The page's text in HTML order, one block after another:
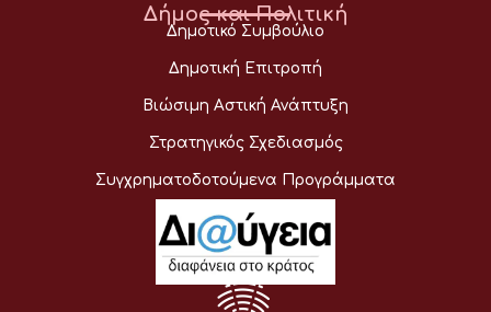
Δήμος και Πολιτική
Δημοτικό Συμβούλιο
Δημοτική Επιτροπή
Βιώσιμη Αστική Ανάπτυξη
Στρατηγικός Σχεδιασμός
Συγχρηματοδοτούμενα Προγράμματα